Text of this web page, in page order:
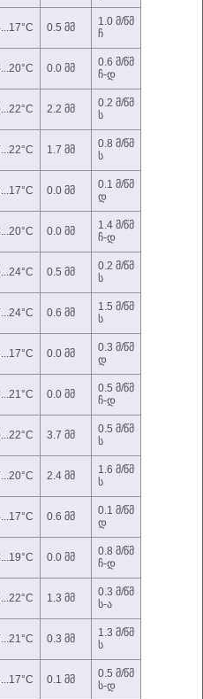
0.5 მმ
1.0 მ/წმ
ჩ
0.0 მმ
0.6 მ/წმ
ჩ-დ
2.2 მმ
0.2 მ/წმ
ს
1.7 მმ
0.8 მ/წმ
ს
0.0 მმ
0.1 მ/წმ
დ
0.0 მმ
1.4 მ/წმ
ჩ-დ
0.5 მმ
0.2 მ/წმ
ს
0.6 მმ
1.5 მ/წმ
ს
0.0 მმ
0.3 მ/წმ
დ
0.0 მმ
0.5 მ/წმ
ჩ-დ
3.7 მმ
0.5 მ/წმ
ს
2.4 მმ
1.6 მ/წმ
ს
0.6 მმ
0.1 მ/წმ
დ
0.0 მმ
0.8 მ/წმ
ჩ-დ
1.3 მმ
0.3 მ/წმ
ს-ა
0.3 მმ
1.3 მ/წმ
ს
0.1 მმ
0.5 მ/წმ
ს-დ